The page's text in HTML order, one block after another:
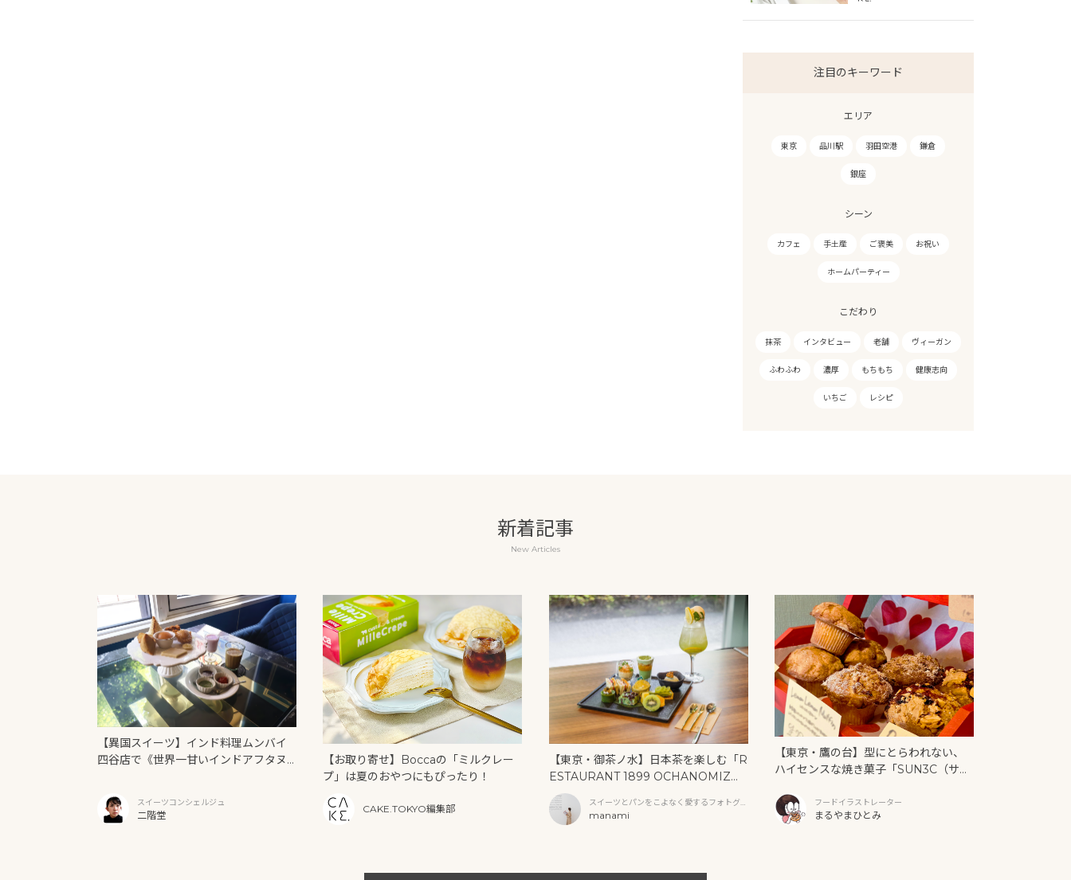
注目のキーワード
エリア
東京 品川駅 羽田空港 鎌倉
銀座
シーン
カフェ 手土産 ご褒美 お祝い
ホームパーティー
こだわり
抹茶 インタビュー 老舗 ヴィーガン
ふわふわ 濃厚 もちもち 健康志向
いちご レシピ
新着記事
New Articles
【異国スイーツ】インド料理ムンバイ
四谷店で《世界一甘いインドアフタヌ
スイーツコンシェルジュ
二階堂
【お取り寄せ】Boccaの「ミルクレー
プ」は夏のおやつにもぴったり！
CAKE.TOKYO編集部
【東京・御茶ノ水】日本茶を楽しむ「R
ESTAURANT 1899 OCHANOMIZ
U」の抹茶アフタヌーンティーと新作ク
リームソーダ
スイーツとパンをこよなく愛するフォトグラ
ファー
manami
【東京・鷹の台】型にとらわれない、
ハイセンスな焼き菓子「SUN3C（サン
フードイラストレーター
まるやまひとみ